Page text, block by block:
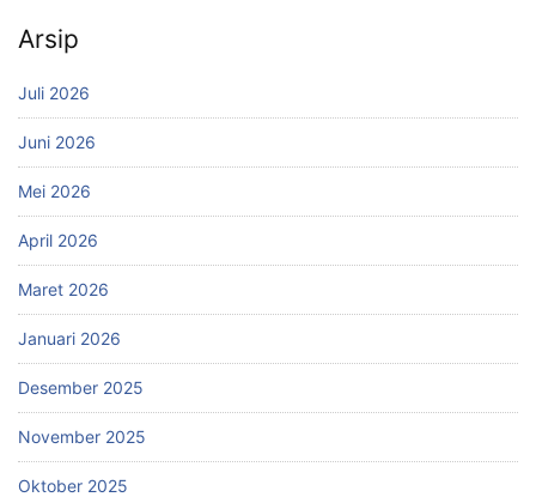
Arsip
Juli 2026
Juni 2026
Mei 2026
April 2026
Maret 2026
Januari 2026
Desember 2025
November 2025
Oktober 2025